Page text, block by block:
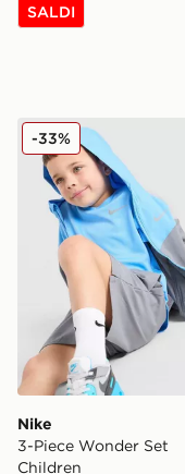
SALDI
Nike 3-Piece
Nike
3-Piece Wonder Set
Children
-33%